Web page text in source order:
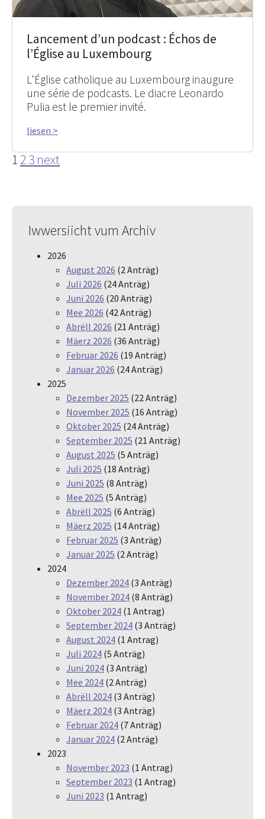
Lancement d’un podcast : Échos de
l’Église au Luxembourg
L'Église catholique au Luxembourg inaugure
une série de podcasts. Le diacre Leonardo
Pulia est le premier invité.
liesen >
1 23 next
Iwwersiicht vum Archiv
2026
August 2026 (2 Anträg)
Juli 2026 (24 Anträg)
Juni 2026 (20 Anträg)
Mee 2026 (42 Anträg)
Abrëll 2026 (21 Anträg)
Mäerz 2026 (36 Anträg)
Februar 2026 (19 Anträg)
Januar 2026 (24 Anträg)
2025
Dezember 2025 (22 Anträg)
November 2025 (16 Anträg)
Oktober 2025 (24 Anträg)
September 2025 (21 Anträg)
August 2025 (5 Anträg)
Juli 2025 (18 Anträg)
Juni 2025 (8 Anträg)
Mee 2025 (5 Anträg)
Abrëll 2025 (6 Anträg)
Mäerz 2025 (14 Anträg)
Februar 2025 (3 Anträg)
Januar 2025 (2 Anträg)
2024
Dezember 2024 (3 Anträg)
November 2024 (8 Anträg)
Oktober 2024 (1 Antrag)
September 2024 (3 Anträg)
August 2024 (1 Antrag)
Juli 2024 (5 Anträg)
Juni 2024 (3 Anträg)
Mee 2024 (2 Anträg)
Abrëll 2024 (3 Anträg)
Mäerz 2024 (3 Anträg)
Februar 2024 (7 Anträg)
Januar 2024 (2 Anträg)
2023
November 2023 (1 Antrag)
September 2023 (1 Antrag)
Juni 2023 (1 Antrag)